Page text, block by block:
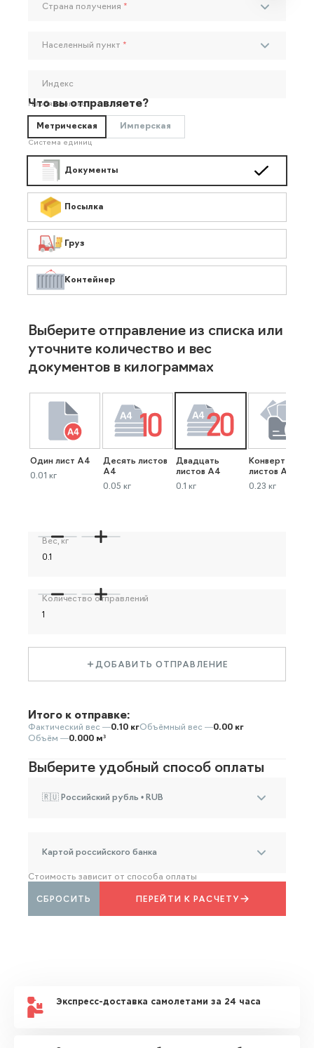
Страна получения *
Населенный пункт *
Индекс
Необязательно
Что вы отправляете?
Метрическая Имперская
Система единиц
Документы
Посылка
Груз
Контейнер
Выберите отправление из списка или
уточните количество и вес
документов в килограммах
Один лист А4
0.01 кг
Десять листов
А4
0.05 кг
Двадцать
листов А4
0.1 кг
Конверт до 40
листов А4
0.23 кг
Вес, кг
Количество отправлений
ДОБАВИТЬ ОТПРАВЛЕНИЕ
Итого к отправке:
Фактический вес —0.10 кгОбъёмный вес —0.00 кг
Объём —0.000 м³
Выберите удобный способ оплаты
🇷🇺 Российский рубль • RUB
Картой российского банка
Стоимость зависит от способа оплаты
ПЕРЕЙТИ К РАСЧЕТУ
СБРОСИТЬ
Экспресс-доставка самолетами за 24 часа